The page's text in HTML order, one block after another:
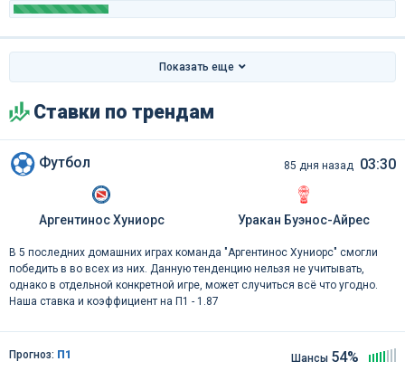
Показать еще
Ставки по трендам
Футбол 85 дня назад 03:30
Аргентинос Хуниорс Уракан Буэнос-Айрес
В 5 последних домашних играх команда "Аргентинос Хуниорс" смогли
победить в во всех из них. Данную тенденцию нельзя не учитывать,
однако в отдельной конкретной игре, может случиться всё что угодно.
Наша ставка и коэффициент на П1 - 1.87
Прогноз: П1 Шансы 54%